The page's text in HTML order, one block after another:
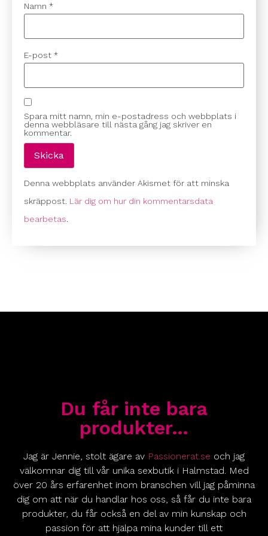
Namn *
E-post *
Spara mitt namn, min e-postadress och webbplats i
denna webbläsare till nästa gång jag skriver en
kommentar.
Denna webbplats använder Akismet för att minska
skräppost. Lär dig om hur din kommentarsdata
bearbetas.
Du får inte bara
produkter…
Jag är Jennie, stolt ägare av Passionerat.se och jag
välkomnar dig till vår unika sexbutik i Halmstad. Med
över 20 års erfarenhet inom branschen vill jag påminna
dig om att när du handlar hos oss, så får du inte bara
produkter, du får också en del av min kunskap och
passion för att hjälpa mina kunder till ett